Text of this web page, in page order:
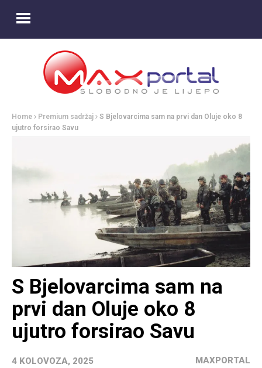
Home Premium sadržaj
S Bjelovarcima sam na prvi dan Oluje oko 8
ujutro forsirao Savu
S Bjelovarcima sam na
prvi dan Oluje oko 8
ujutro forsirao Savu
4 KOLOVOZA, 2025 MAXPORTAL